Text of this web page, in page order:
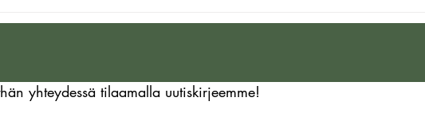
tyhjyyttä, sitä maanisemmin
ja
yhteydessä tilaamalla uutiskirjeemme!